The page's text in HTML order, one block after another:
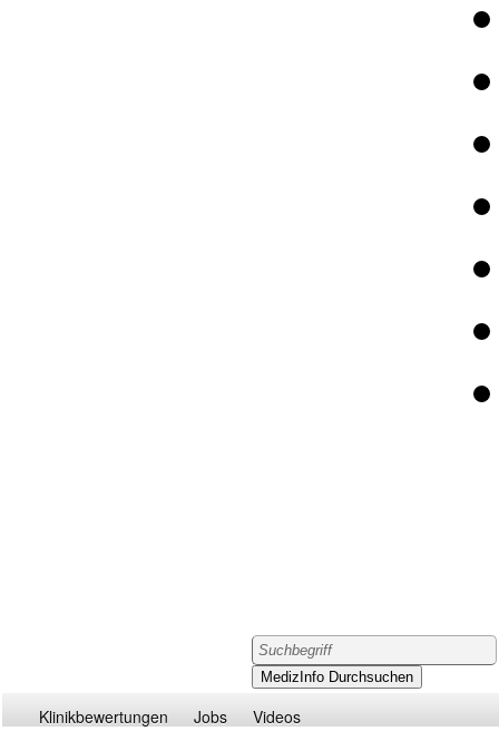
Klinikbewertungen Jobs Videos